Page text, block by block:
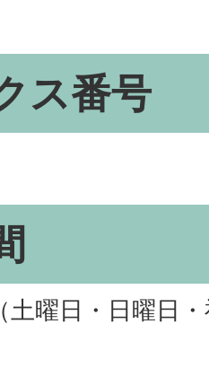
ス番号
土曜日・日曜日